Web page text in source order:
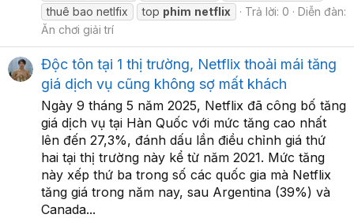
thuê bao netlfix
top phim netflix Trả lời: 0
Diễn đàn:
Ăn chơi giải trí
Độc tôn tại 1 thị trường, Netflix thoải mái tăng
giá dịch vụ cũng không sợ mất khách
Ngày 9 tháng 5 năm 2025, Netflix đã công bố tăng
giá dịch vụ tại Hàn Quốc với mức tăng cao nhất
lên đến 27,3%, đánh dấu lần điều chỉnh giá thứ
hai tại thị trường này kể từ năm 2021. Mức tăng
này xếp thứ ba trong số các quốc gia mà Netflix
tăng giá trong năm nay, sau Argentina (39%) và
Canada...